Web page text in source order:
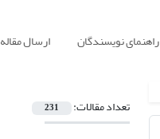
راهنمای نویسندگان ارسال مقاله
تعداد مقالات: 231